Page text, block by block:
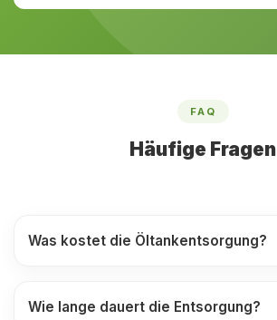
FAQ
Häufige Fragen
Was kostet die Öltankentsorgung?
Wie lange dauert die Entsorgung?